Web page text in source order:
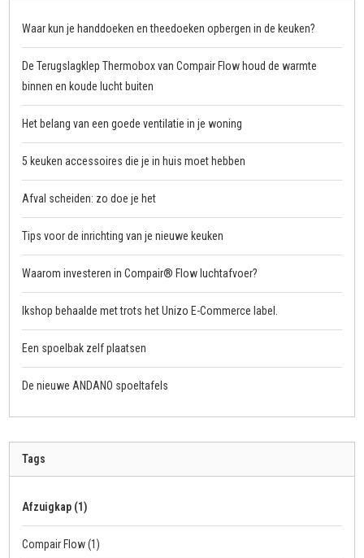
Waar kun je handdoeken en theedoeken opbergen in de keuken?
De Terugslagklep Thermobox van Compair Flow houd de warmte
binnen en koude lucht buiten
Het belang van een goede ventilatie in je woning
5 keuken accessoires die je in huis moet hebben
Afval scheiden: zo doe je het
Tips voor de inrichting van je nieuwe keuken
Waarom investeren in Compair® Flow luchtafvoer?
Ikshop behaalde met trots het Unizo E-Commerce label.
Een spoelbak zelf plaatsen
De nieuwe ANDANO spoeltafels
Tags
Afzuigkap (1)
Compair Flow(1)